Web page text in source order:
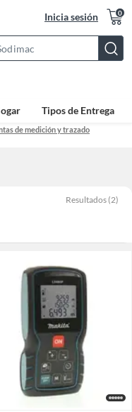
Inicia sesión 0
Bar
Tipos de Entrega
de medición y trazado
Resultados (2)